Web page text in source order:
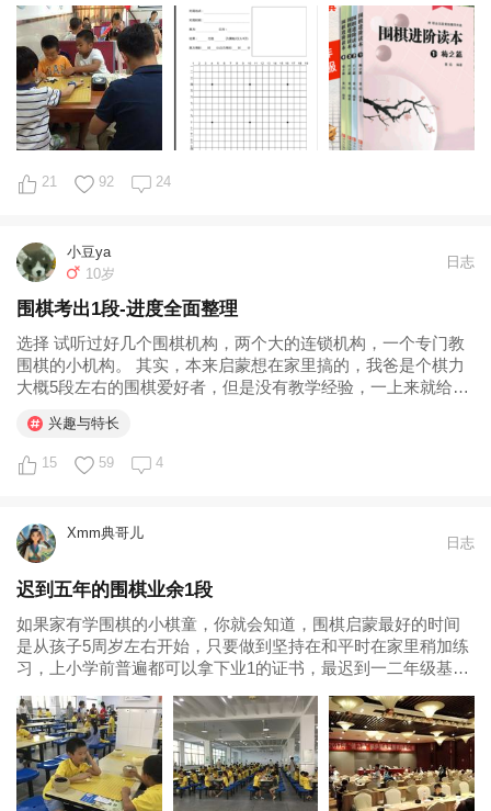
一项兴趣，所以我也特别支持。 娃从5岁启蒙学棋，10岁终止学
习，5年辛苦围棋学习路...
21 92 24
小豆ya
10岁
日志
围棋考出1段-进度全面整理
选择 试听过好几个围棋机构，两个大的连锁机构，一个专门教
围棋的小机构。 其实，本来启蒙想在家里搞的，我爸是个棋力
大概5段左右的围棋爱好者，但是没有教学经验，一上来就给孩
较小的小朋友，有趣是他们能坚持下去的最大动力，家里有会
下棋的家长，有利有弊...
兴趣与特长
15 59 4
Xmm典哥儿
日志
迟到五年的围棋业余1段
如果家有学围棋的小棋童，你就会知道，围棋启蒙最好的时间
是从孩子5周岁左右开始，只要做到坚持在和平时在家里稍加练
习，上小学前普遍都可以拿下业1的证书，最迟到一二年级基本
五的暑假，才和一众幼儿园的或一、二年级的弟弟妹妹们一起...